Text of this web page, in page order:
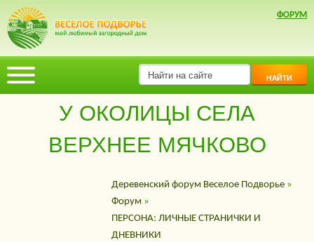
ФОРУМ
НАЙТИ
У ОКОЛИЦЫ СЕЛА
ВЕРХНЕЕ МЯЧКОВО
Деревенский форум Веселое Подворье»
Форум »
ПЕРСОНА: ЛИЧНЫЕ СТРАНИЧКИ И
ДНЕВНИКИ